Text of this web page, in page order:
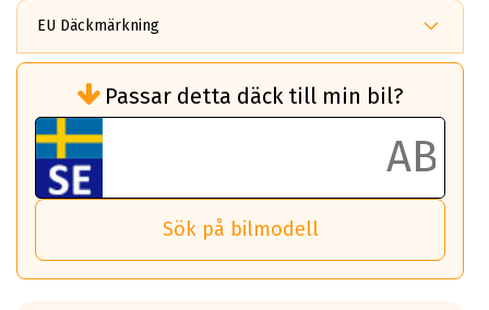
EU Däckmärkning
bränsleförbrukningen)
Det ska vara en betygsskala från klass A
till G för rullmotstånd.
Ett klass A däck kommer ha 6,5% bättre
bränsleförbrukning än ett klass G däck.
Det betyder att om man kör 10,000 km,
så sparar man 50 liter bränsle med ett
Passar detta däck till min bil?
Sök på bilmodell